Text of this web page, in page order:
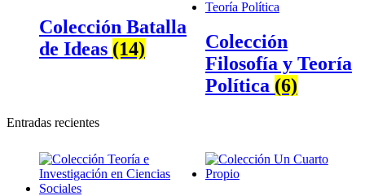
Colección Batalla
de Ideas (14)
Colección
Filosofía y Teoría
Política (6)
Entradas recientes